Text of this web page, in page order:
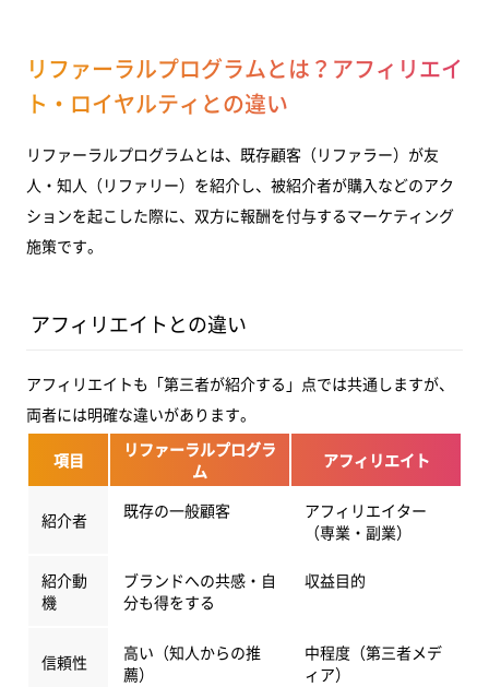
いていないECサイト
向いているケース
向いていないケース
まとめ
リファーラルプログラムとは？アフィリエイ
ト・ロイヤルティとの違い
リファーラルプログラムとは、既存顧客（リファラー）が友
人・知人（リファリー）を紹介し、被紹介者が購入などのアク
ションを起こした際に、双方に報酬を付与するマーケティング
施策です。
アフィリエイトとの違い
アフィリエイトも「第三者が紹介する」点では共通しますが、
両者には明確な違いがあります。
項目
リファーラルプログラ
ム
アフィリエイト
紹介者 既存の一般顧客
アフィリエイター
（専業・副業）
紹介動
機
ブランドへの共感・自
分も得をする
収益目的
信頼性
高い（知人からの推
薦）
中程度（第三者メデ
ィア）